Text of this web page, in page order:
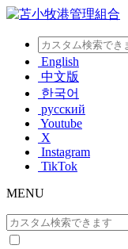
English
中文版
한국어
русский
Youtube
X
Instagram
TikTok
MENU